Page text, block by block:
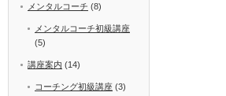
メンタルコーチ (8)
メンタルコーチ初級講座
(5)
講座案内 (14)
コーチング初級講座 (3)